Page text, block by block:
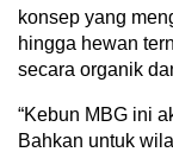
konsep yang
hingga hewan
secara organik
“Kebun MBG ini
Bahkan untuk